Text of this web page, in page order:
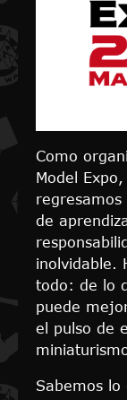
Como
Model
regresamos
de
inolvidable.
todo: de lo
puede
el pulso de
Sabemos